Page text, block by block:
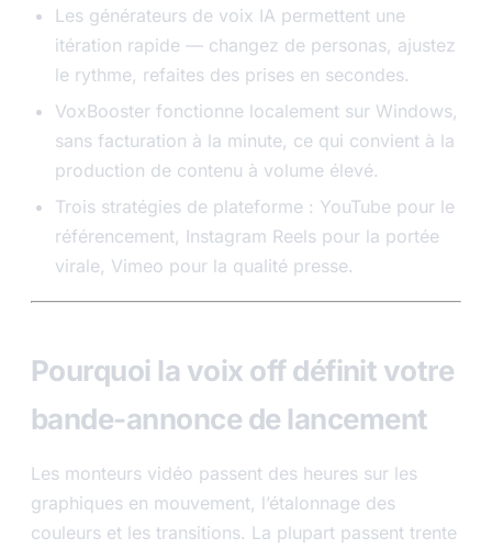
Les générateurs de voix IA permettent une
itération rapide — changez de personas, ajustez
le rythme, refaites des prises en secondes.
VoxBooster fonctionne localement sur Windows,
sans facturation à la minute, ce qui convient à la
production de contenu à volume élevé.
Trois stratégies de plateforme : YouTube pour le
référencement, Instagram Reels pour la portée
virale, Vimeo pour la qualité presse.
Pourquoi la voix off définit votre
bande-annonce de lancement
Les monteurs vidéo passent des heures sur les
graphiques en mouvement, l’étalonnage des
couleurs et les transitions. La plupart passent trente